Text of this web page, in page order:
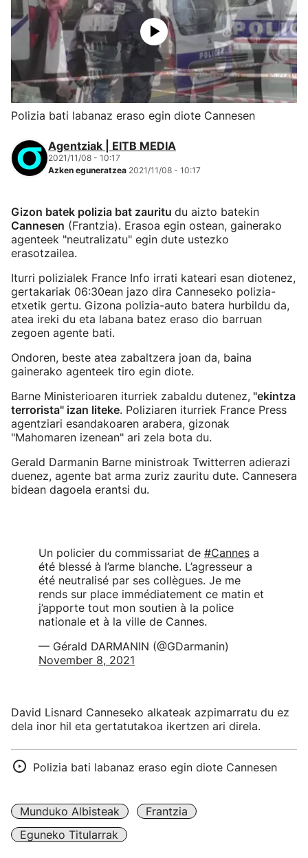
Polizia bati labanaz eraso egin diote Cannesen
Agentziak | EITB MEDIA
2021/11/08 - 10:17
Azken eguneratzea 2021/11/08 - 10:17
Gizon batek polizia bat zauritu du aizto batekin
Cannesen (Frantzia). Erasoa egin ostean, gainerako
agenteek "neutralizatu" egin dute ustezko
erasotzailea.
Iturri polizialek France Info irrati kateari esan diotenez,
gertakariak 06:30ean jazo dira Canneseko polizia-
etxetik gertu. Gizona polizia-auto batera hurbildu da,
atea ireki du eta labana batez eraso dio barruan
zegoen agente bati.
Ondoren, beste atea zabaltzera joan da, baina
gainerako agenteek tiro egin diote.
Barne Ministerioaren iturriek zabaldu dutenez, "ekintza
terrorista" izan liteke. Poliziaren iturriek France Press
agentziari esandakoaren arabera, gizonak
"Mahomaren izenean" ari zela bota du.
Gerald Darmanin Barne ministroak Twitterren adierazi
duenez, agente bat arma zuriz zauritu dute. Cannesera
bidean dagoela erantsi du.
Un policier du commissariat de #Cannes a
été blessé à l’arme blanche. L’agresseur a
été neutralisé par ses collègues. Je me
rends sur place immédiatement ce matin et
j’apporte tout mon soutien à la police
nationale et à la ville de Cannes.
— Gérald DARMANIN (@GDarmanin)
November 8, 2021
David Lisnard Canneseko alkateak azpimarratu du ez
dela inor hil eta gertatutakoa ikertzen ari direla.
Polizia bati labanaz eraso egin diote Cannesen
Munduko Albisteak
Frantzia
Eguneko Titularrak